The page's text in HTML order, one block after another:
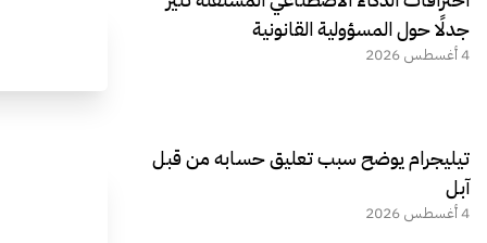
جدلًا حول المسؤولية القانونية
4 أغسطس 2026
تيليجرام يوضح سبب تعليق حسابه من قبل
آبل
4 أغسطس 2026